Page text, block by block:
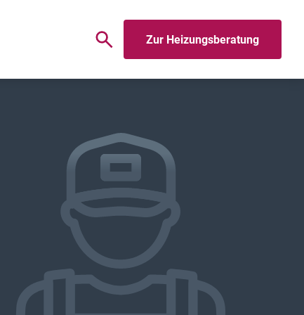
Zur Heizungsberatung